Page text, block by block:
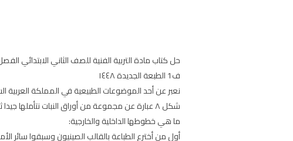
ف1 الطبعة الجديدة ١٤٤٨
نعبر عن أحد الموضوعات الطبيعية في المملكة
شكل ٨ عبارة عن مجموعة من أوراق النبات نتأملها جيدا ثم نصفها من حيث ألوانها، ملمسها.
ما هي خطوطها الداخلية والخارجية:
أول من أخترع الطباعة بالقالب الصينيون وسبقوا سائر